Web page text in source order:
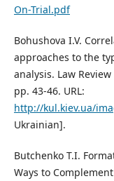
On-Trial.pdf
Bohushova I.V.
approaches to the
analysis. Law
pp. 43-46. URL:
http://kul.kiev.ua/
Ukrainian].
Butchenko T.I.
Ways to